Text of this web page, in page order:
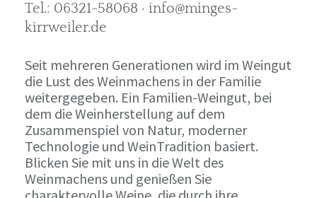
Tel.: 06321-58068 · info@minges-
kirrweiler.de
Seit mehreren Generationen wird im Weingut
die Lust des Weinmachens in der Familie
weitergegeben. Ein Familien-Weingut, bei
dem die Weinherstellung auf dem
Zusammenspiel von Natur, moderner
Technologie und WeinTradition basiert.
Blicken Sie mit uns in die Welt des
Weinmachens und genießen Sie